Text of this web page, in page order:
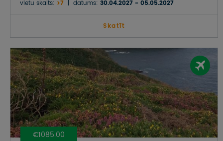
vietu skaits: >7 datums: 30.04.2027 - 05.05.2027
Skatīt
€1085.00